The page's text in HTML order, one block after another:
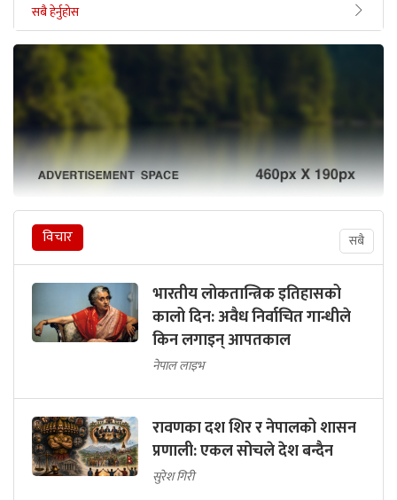
सबै हेर्नुहोस
विचार सबै
भारतीय लोकतान्त्रिक इतिहासको
कालो दिन: अवैध निर्वाचित गान्धीले
किन लगाइन् आपतकाल
नेपाल लाइभ
रावणका दश शिर र नेपालको शासन
प्रणाली: एकल सोचले देश बन्दैन
सुरेश गिरी